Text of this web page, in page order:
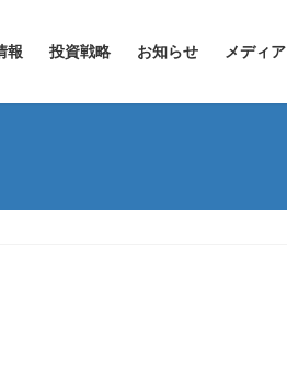
報 投資戦略 お知らせ メディア